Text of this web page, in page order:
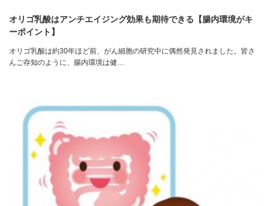
オリゴ乳酸はアンチエイジング効果も期待できる【腸内環境がキ
ーポイント】
オリゴ乳酸は約30年ほど前、がん細胞の研究中に偶然発見されました。皆さ
んご存知のように、腸内環境は健…